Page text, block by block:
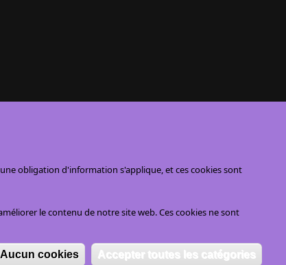
obligation d'information s'applique, et ces cookies sont
le contenu de notre site web. Ces cookies ne sont
Aucun cookies Accepter toutes les catégories